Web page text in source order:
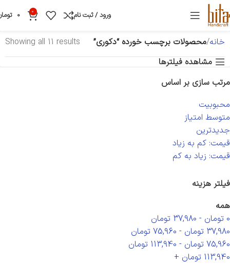
ورود / ثبت نام 0
0
خانه محصولات برچسب خورده “دکوری”
Showing all 11 results
مشاهده فیلترها
مرتب سازی بر اساس
محبوبیت
متوسط امتیاز
جدیدترین
قیمت: کم به زیاد
قیمت: زیاد به کم
فیلتر هزینه
همه
0 تومان -
37,980 تومان
37,980 تومان -
75,960 تومان
75,960 تومان -
113,940 تومان
113,940 تومان +